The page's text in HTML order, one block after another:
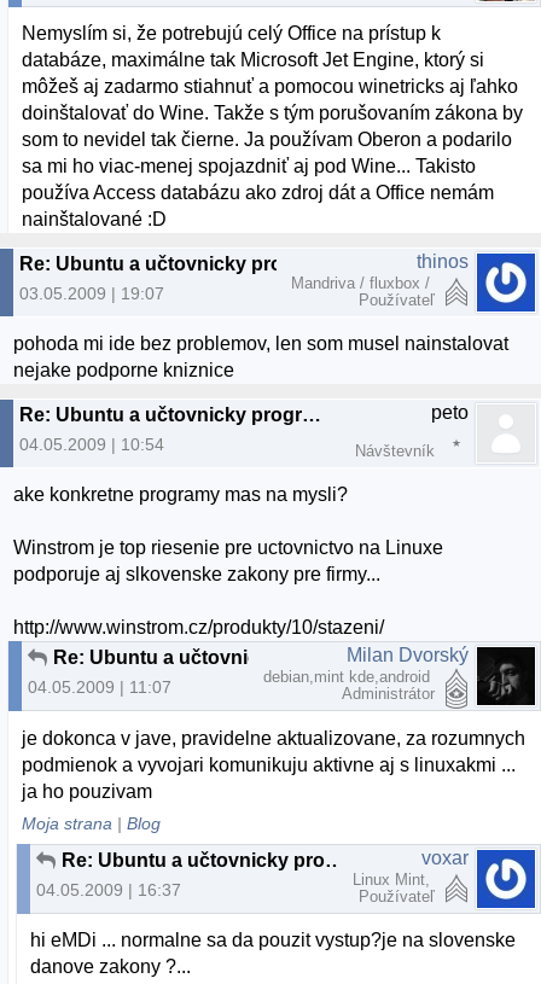
Nemyslím si, že potrebujú celý Office na prístup k
databáze, maximálne tak Microsoft Jet Engine, ktorý si
môžeš aj zadarmo stiahnuť a pomocou winetricks aj ľahko
doinštalovať do Wine. Takže s tým porušovaním zákona by
som to nevidel tak čierne. Ja používam Oberon a podarilo
sa mi ho viac-menej spojazdniť aj pod Wine... Takisto
používa Access databázu ako zdroj dát a Office nemám
nainštalované :D
03.05.2009 | 19:07
thinos
Mandriva / fluxbox /
Používateľ
pohoda mi ide bez problemov, len som musel nainstalovat
nejake podporne kniznice
Re: Ubuntu a učtovnicky program
04.05.2009 | 10:54
peto
Návštevník
ake konkretne programy mas na mysli?
Winstrom je top riesenie pre uctovnictvo na Linuxe
podporuje aj slkovenske zakony pre firmy...
http://www.winstrom.cz/produkty/10/stazeni/
04.05.2009 | 11:07
Milan Dvorský
debian,mint kde,android
Administrátor
je dokonca v jave, pravidelne aktualizovane, za rozumnych
podmienok a vyvojari komunikuju aktivne aj s linuxakmi ...
ja ho pouzivam
Moja strana |Blog
Re: Ubuntu a učtovnicky program
04.05.2009 | 16:37
voxar
Linux Mint,
Používateľ
hi eMDi ... normalne sa da pouzit vystup?je na slovenske
danove zakony ?...